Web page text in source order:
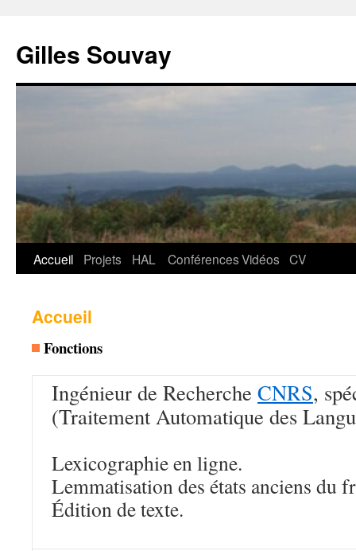
contenu
Gilles Souvay
Accueil Projets HAL ConférencesVidéos CV
Accueil
Fonctions
Ingénieur de Recherche CNRS,
(Traitement Automatique des
Lexicographie en ligne.
Lemmatisation des états anciens du
Édition de texte.